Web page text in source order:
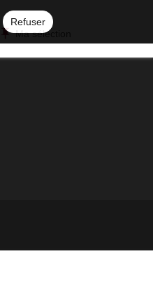
Refuser
Ma sélection